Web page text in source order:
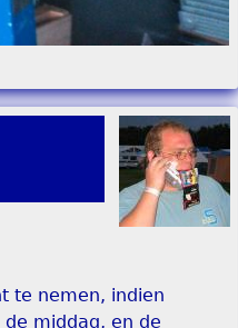
te nemen, indien
middag, en de